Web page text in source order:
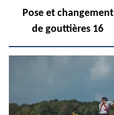
Pose et changement
de gouttières 16